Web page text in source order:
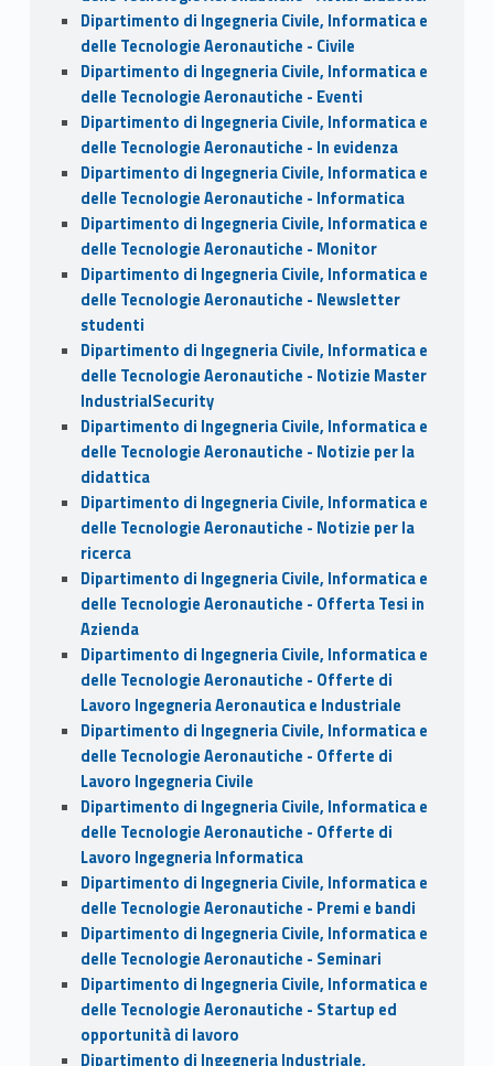
Dipartimento di Ingegneria Civile, Informatica e
delle Tecnologie Aeronautiche - Civile
Dipartimento di Ingegneria Civile, Informatica e
delle Tecnologie Aeronautiche - Eventi
Dipartimento di Ingegneria Civile, Informatica e
delle Tecnologie Aeronautiche - In evidenza
Dipartimento di Ingegneria Civile, Informatica e
delle Tecnologie Aeronautiche - Informatica
Dipartimento di Ingegneria Civile, Informatica e
delle Tecnologie Aeronautiche - Monitor
Dipartimento di Ingegneria Civile, Informatica e
delle Tecnologie Aeronautiche - Newsletter
studenti
Dipartimento di Ingegneria Civile, Informatica e
delle Tecnologie Aeronautiche - Notizie Master
IndustrialSecurity
Dipartimento di Ingegneria Civile, Informatica e
delle Tecnologie Aeronautiche - Notizie per la
didattica
Dipartimento di Ingegneria Civile, Informatica e
delle Tecnologie Aeronautiche - Notizie per la
ricerca
Dipartimento di Ingegneria Civile, Informatica e
delle Tecnologie Aeronautiche - Offerta Tesi in
Azienda
Dipartimento di Ingegneria Civile, Informatica e
delle Tecnologie Aeronautiche - Offerte di
Lavoro Ingegneria Aeronautica e Industriale
Dipartimento di Ingegneria Civile, Informatica e
delle Tecnologie Aeronautiche - Offerte di
Lavoro Ingegneria Civile
Dipartimento di Ingegneria Civile, Informatica e
delle Tecnologie Aeronautiche - Offerte di
Lavoro Ingegneria Informatica
Dipartimento di Ingegneria Civile, Informatica e
delle Tecnologie Aeronautiche - Premi e bandi
Dipartimento di Ingegneria Civile, Informatica e
delle Tecnologie Aeronautiche - Seminari
Dipartimento di Ingegneria Civile, Informatica e
delle Tecnologie Aeronautiche - Startup ed
opportunità di lavoro
Dipartimento di Ingegneria Industriale,